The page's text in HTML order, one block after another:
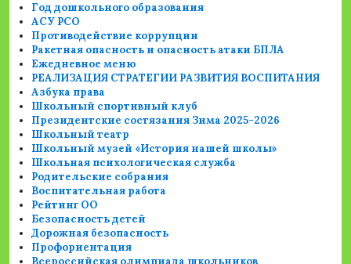
Год дошкольного образования
АСУ РСО
Противодействие коррупции
Ракетная опасность и опасность атаки БПЛА
Ежедневное меню
РЕАЛИЗАЦИЯ СТРАТЕГИИ РАЗВИТИЯ ВОСПИТАНИЯ
Азбука права
Школьный спортивный клуб
Президентские состязания Зима 2025-2026
Школьный театр
Школьный музей «История нашей школы»
Школьная психологическая служба
Родительские собрания
Воспитательная работа
Рейтинг ОО
Безопасность детей
Дорожная безопасность
Профориентация
Всероссийская олимпиада школьников